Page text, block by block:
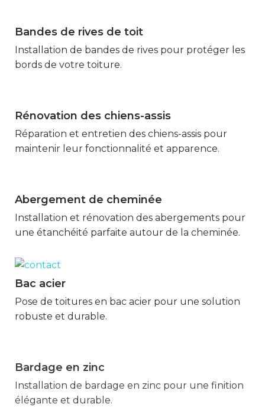
Bandes de rives de toit
Installation de bandes de rives pour protéger les
bords de votre toiture.
Rénovation des chiens-assis
Réparation et entretien des chiens-assis pour
maintenir leur fonctionnalité et apparence.
Abergement de cheminée
Installation et rénovation des abergements pour
une étanchéité parfaite autour de la cheminée.
Bac acier
Pose de toitures en bac acier pour une solution
robuste et durable.
Bardage en zinc
Installation de bardage en zinc pour une finition
élégante et durable.